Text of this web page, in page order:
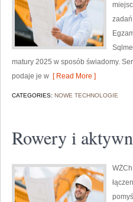
matury 2025 w sposób świadomy.
podaje je w [ Read More ]
CATEGORIES: NOWE TECHNOLOGIE
Rowery i